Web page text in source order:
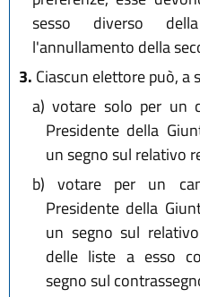
sesso diverso
l'annullamento della
3. Ciascun elettore può, a
a) votare solo per un
Presidente della
un segno sul relativo
b) votare per un
Presidente della
un segno sul
delle liste a esso
segno sul